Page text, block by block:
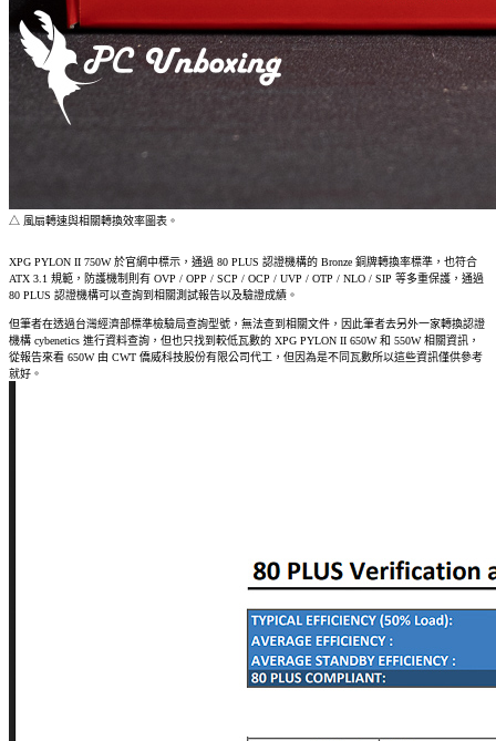
△ 風扇轉速與相關轉換效率圖表。
XPG PYLON II 750W 於官網中標示，通過 80 PLUS 認證機構的 Bronze 銅牌轉換率標準，也符合
ATX 3.1 規範，防護機制則有 OVP / OPP / SCP / OCP / UVP / OTP / NLO / SIP 等多重保護，通過
80 PLUS 認證機構可以查詢到相關測試報告以及驗證成績。
但筆者在透過台灣經濟部標準檢驗局查詢型號，無法查到相關文件，因此筆者去另外一家轉換認證
機構 cybenetics 進行資料查詢，但也只找到較低瓦數的 XPG PYLON II 650W 和 550W 相關資訊，
從報告來看 650W 由 CWT 僑威科技股份有限公司代工，但因為是不同瓦數所以這些資訊僅供參考
就好。